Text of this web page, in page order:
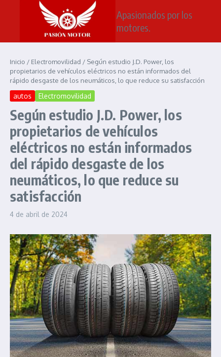
Saltar al contenido
Apasionados por los
motores.
Inicio / Electromovilidad / Según estudio J.D. Power, los
propietarios de vehículos eléctricos no están informados del
rápido desgaste de los neumáticos, lo que reduce su satisfacción
autos Electromovilidad
Según estudio J.D. Power, los
propietarios de vehículos
eléctricos no están informados
del rápido desgaste de los
neumáticos, lo que reduce su
satisfacción
4 de abril de 2024